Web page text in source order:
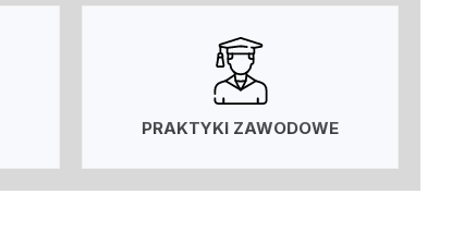
PRAKTYKI ZAWODOWE